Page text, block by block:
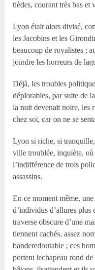
tièdes, courant très bas et
Lyon était alors divisé,
les Jacobins et les
beaucoup de royalistes ;
joindre les horreurs de
Déjà, les troubles
déplorables, par suite de
la nuit devenait noire, les
chez soi, car on ne se
Lyon si riche, si
ville troublée, inquiète,
l’indifférence de trois
assassins.
En ce moment même,
d’individus d’allures plus
traverse obscure d’une
tiennent cachés, assez
banderedoutable ; ces
portent lechapeau rond